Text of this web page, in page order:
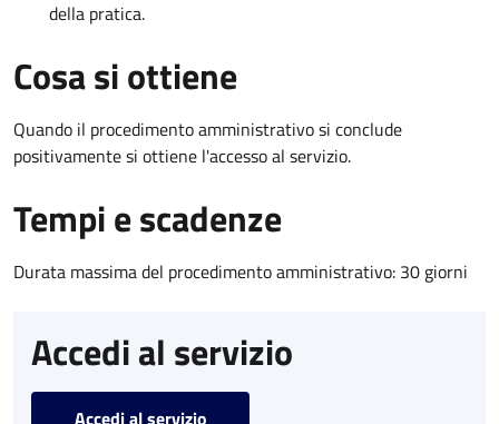
della pratica.
Cosa si ottiene
Quando il procedimento amministrativo si conclude
positivamente si ottiene l'accesso al servizio.
Tempi e scadenze
Durata massima del procedimento amministrativo: 30 giorni
Accedi al servizio
Accedi al servizio